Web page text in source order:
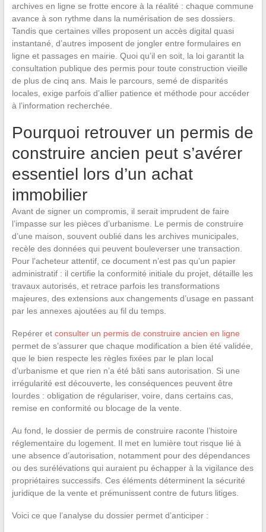
archives en ligne se frotte encore à la réalité : chaque commune
avance à son rythme dans la numérisation de ses dossiers.
Tandis que certaines villes proposent un accès digital quasi
instantané, d’autres imposent de jongler entre formulaires en
ligne et passages en mairie. Quoi qu’il en soit, la loi garantit la
consultation publique des permis pour toute construction vieille
de plus de cinq ans. Mais le parcours, semé de disparités
locales, exige parfois d’allier patience et méthode pour accéder
à l’information recherchée.
Pourquoi retrouver un permis de
construire ancien peut s’avérer
essentiel lors d’un achat
immobilier
Avant de signer un compromis, il serait imprudent de faire
l’impasse sur les pièces d’urbanisme. Le permis de construire
d’une maison, souvent oublié dans les archives municipales,
recèle des données qui peuvent bouleverser une transaction.
Pour l’acheteur attentif, ce document n’est pas qu’un papier
administratif : il certifie la conformité initiale du projet, détaille les
travaux autorisés, et retrace parfois les transformations
majeures, des extensions aux changements d’usage en passant
par les annexes ajoutées au fil du temps.
Repérer et consulter un permis de construire ancien en ligne
permet de s’assurer que chaque modification a bien été validée,
que le bien respecte les règles fixées par le plan local
d’urbanisme et que rien n’a été bâti sans autorisation. Si une
irrégularité est découverte, les conséquences peuvent être
lourdes : obligation de régulariser, voire, dans certains cas,
remise en conformité ou blocage de la vente.
Au fond, le dossier de permis de construire raconte l’histoire
réglementaire du logement. Il met en lumière tout risque lié à
une absence d’autorisation, notamment pour des dépendances
ou des surélévations qui auraient pu échapper à la vigilance des
propriétaires successifs. Ces éléments déterminent la sécurité
juridique de la vente et prémunissent contre de futurs litiges.
Voici ce que l’analyse du dossier permet d’anticiper :